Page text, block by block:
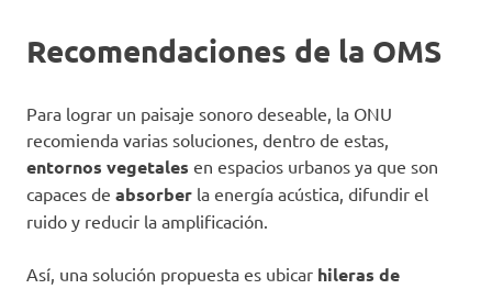
Recomendaciones de la OMS
Para lograr un paisaje sonoro deseable, la ONU
recomienda varias soluciones, dentro de estas,
entornos vegetales en espacios urbanos ya que son
capaces de absorber la energía acústica, difundir el
ruido y reducir la amplificación.
Así, una solución propuesta es ubicar hileras de